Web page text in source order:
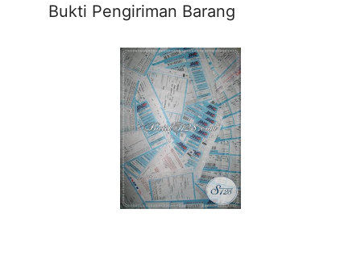
Bukti Pengiriman Barang